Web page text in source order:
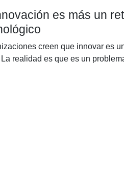
es más un
creen que innovar es
realidad es que es un